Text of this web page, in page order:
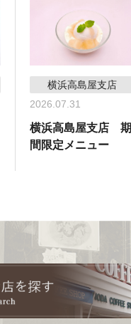
横浜高島屋支店
2026.07.31
横浜高島屋支店 期
間限定メニュー